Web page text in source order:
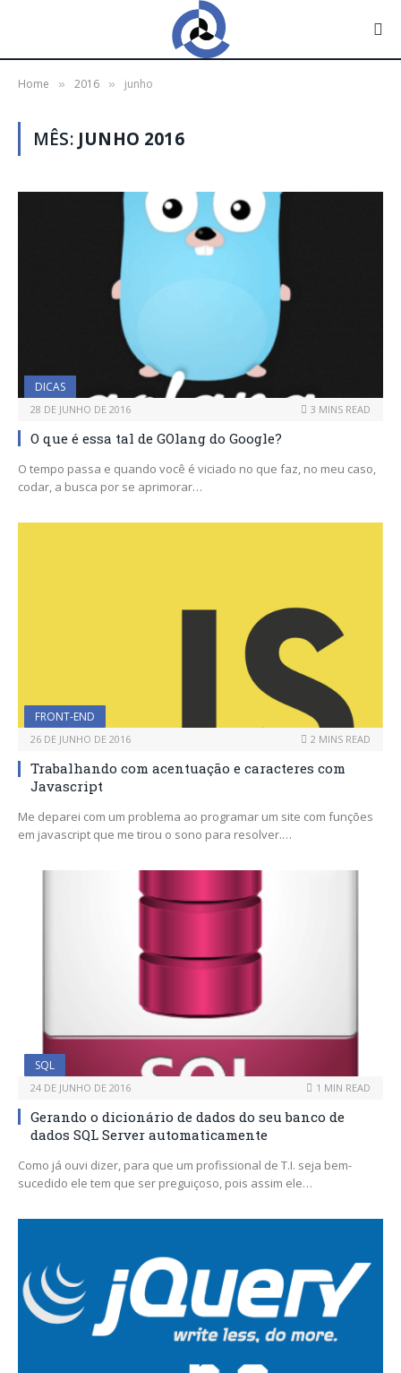
Home » 2016 » junho
MÊS: JUNHO 2016
DICAS
28 DE JUNHO DE 2016 3 MINS READ
O que é essa tal de GOlang do Google?
O tempo passa e quando você é viciado no que faz, no meu caso,
codar, a busca por se aprimorar…
FRONT-END
26 DE JUNHO DE 2016 2 MINS READ
Trabalhando com acentuação e caracteres com
Javascript
Me deparei com um problema ao programar um site com funções
em javascript que me tirou o sono para resolver.…
SQL
24 DE JUNHO DE 2016 1 MIN READ
Gerando o dicionário de dados do seu banco de
dados SQL Server automaticamente
Como já ouvi dizer, para que um profissional de T.I. seja bem-
sucedido ele tem que ser preguiçoso, pois assim ele…